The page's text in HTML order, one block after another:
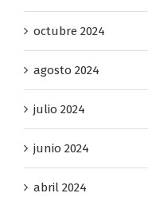
noviembre 2024
octubre 2024
agosto 2024
julio 2024
junio 2024